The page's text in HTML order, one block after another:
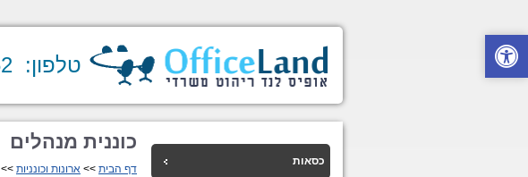
טלפון: 03-6880062
כסאות
כוננית מנהלים
דף הבית >> ארונות וכונניות >>